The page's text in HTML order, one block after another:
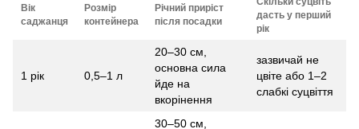
Вік
саджанця
Розмір
контейнера
Річний приріст
після посадки
дасть у перший
рік
1 рік 0,5–1 л
20–30 см,
основна сила
йде на
вкорінення
зазвичай не
цвіте або 1–2
слабкі суцвіття
30–50 см,